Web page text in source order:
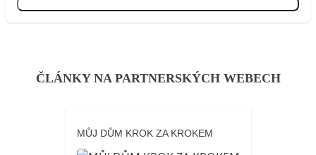
ČLÁNKY NA PARTNERSKÝCH WEBECH
MŮJ DŮM KROK ZA KROKEM